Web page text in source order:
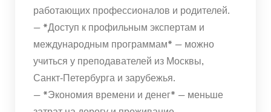
работающих профессионалов и родителей.
— *Доступ к профильным экспертам и
международным программам* — можно
учиться у преподавателей из Москвы,
Санкт‑Петербурга и зарубежья.
— *Экономия времени и денег* — меньше